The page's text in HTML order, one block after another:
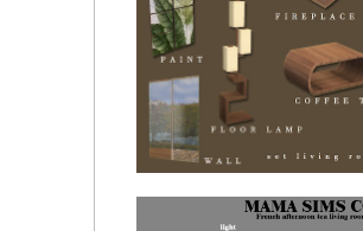
basic living room set